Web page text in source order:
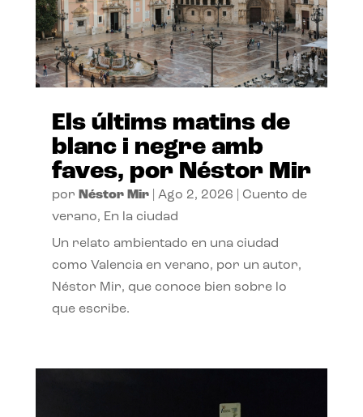
Els últims matins de
blanc i negre amb
faves, por Néstor Mir
por Néstor Mir| Ago 2, 2026
Cuento de
verano, En la ciudad
Un relato ambientado en una ciudad
como Valencia en verano, por un autor,
Néstor Mir, que conoce bien sobre lo
que escribe.